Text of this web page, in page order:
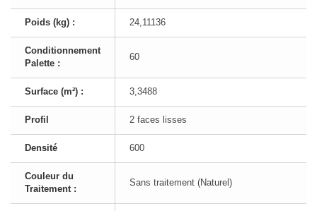
Poids (kg) : 24,11136
Conditionnement
Palette :
60
Surface (m²) : 3,3488
Profil 2 faces lisses
Densité 600
Couleur du
Traitement :
Sans traitement (Naturel)